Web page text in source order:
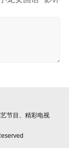
节目、精彩电视